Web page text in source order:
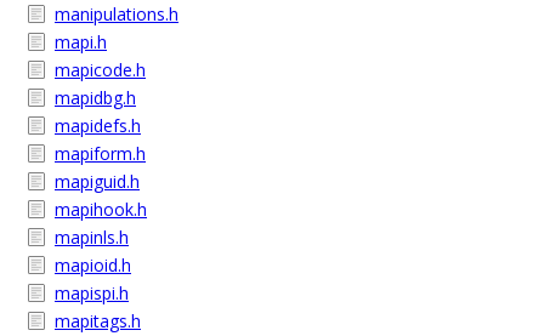
manipulations.h
mapi.h
mapicode.h
mapidbg.h
mapidefs.h
mapiform.h
mapiguid.h
mapihook.h
mapinls.h
mapioid.h
mapispi.h
mapitags.h